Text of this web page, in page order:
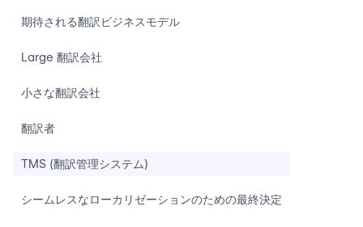
期待される翻訳ビジネスモデル
Large 翻訳会社
小さな翻訳会社
翻訳者
TMS (翻訳管理システム)
シームレスなローカリゼーションのための最終決定